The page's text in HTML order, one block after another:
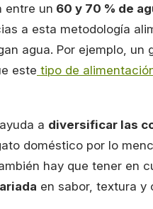
entre un 60 y 70 % de
a esta metodología
agua. Por ejemplo, un
este tipo de
a diversificar las
doméstico por lo
hay que tener en
en sabor, textura y